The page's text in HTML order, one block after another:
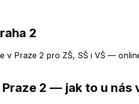
2
v Praze 2 pro ZŠ, SŠ i VŠ —
Praze 2 — jak to u nás